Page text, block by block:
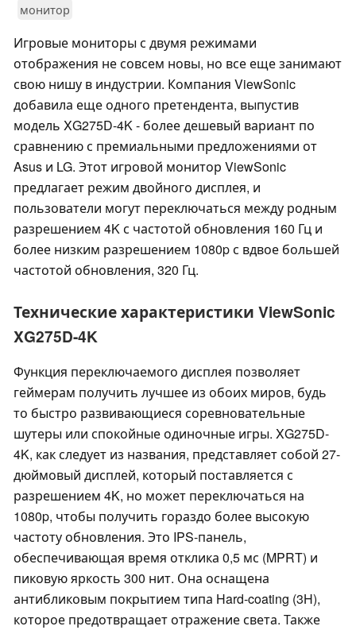
монитор
Игровые мониторы с двумя режимами
отображения не совсем новы, но все еще занимают
свою нишу в индустрии. Компания ViewSonic
добавила еще одного претендента, выпустив
модель XG275D-4K - более дешевый вариант по
сравнению с премиальными предложениями от
Asus и LG. Этот игровой монитор ViewSonic
предлагает режим двойного дисплея, и
пользователи могут переключаться между родным
разрешением 4K с частотой обновления 160 Гц и
более низким разрешением 1080p с вдвое большей
частотой обновления, 320 Гц.
Технические характеристики ViewSonic
XG275D-4K
Функция переключаемого дисплея позволяет
геймерам получить лучшее из обоих миров, будь
то быстро развивающиеся соревновательные
шутеры или спокойные одиночные игры. XG275D-
4K, как следует из названия, представляет собой 27-
дюймовый дисплей, который поставляется с
разрешением 4K, но может переключаться на
1080p, чтобы получить гораздо более высокую
частоту обновления. Это IPS-панель,
обеспечивающая время отклика 0,5 мс (MPRT) и
пиковую яркость 300 нит. Она оснащена
антибликовым покрытием типа Hard-coating (3H),
которое предотвращает отражение света. Также